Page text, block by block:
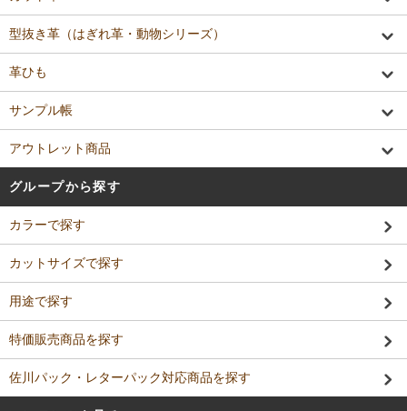
型抜き革（はぎれ革・動物シリーズ）
革ひも
サンプル帳
アウトレット商品
グループから探す
カラーで探す
カットサイズで探す
用途で探す
特価販売商品を探す
佐川パック・レターパック対応商品を探す